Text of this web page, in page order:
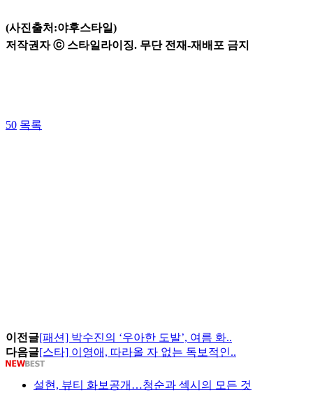
(사진출처:야후스타일)
저작권자 ⓒ 스타일라이징. 무단 전재-재배포 금지
50 목록
이전글[패션] 박수진의 ‘우아한 도발’, 여름 화..
다음글[스타] 이영애, 따라올 자 없는 독보적인..
설현, 뷰티 화보공개…청순과 섹시의 모든 것